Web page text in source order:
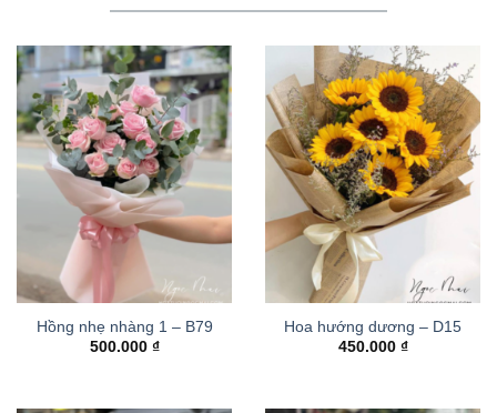
Hồng nhẹ nhàng 1 – B79
500.000 ₫
Hoa hướng dương – D15
450.000 ₫